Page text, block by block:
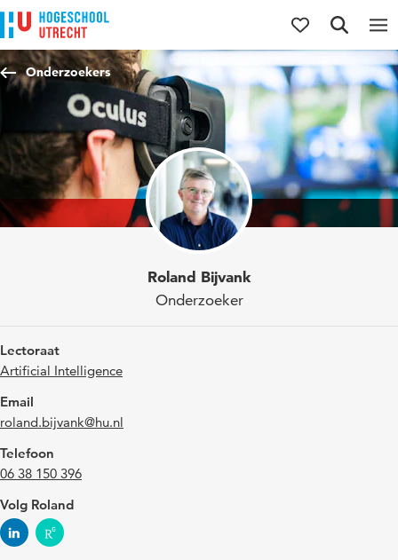
Direct naar de inhoud
Direct naar de hoofdnavigatie
Direct naar de zoekfunctie
Onderzoekers
Roland Bijvank
Onderzoeker
Lectoraat
Artificial Intelligence
Email
roland.bijvank@hu.nl
Telefoon
06 38 150 396
Volg Roland